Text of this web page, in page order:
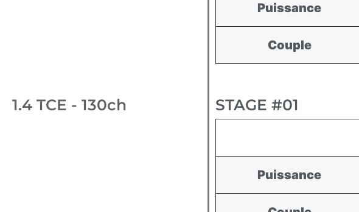
Puissance
Couple
1.4 TCE - 130ch
STAGE #01
Puissance